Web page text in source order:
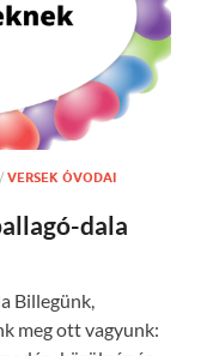
/ VERSEK ÓVODAI
dala
Billegünk,
meg ott vagyunk: